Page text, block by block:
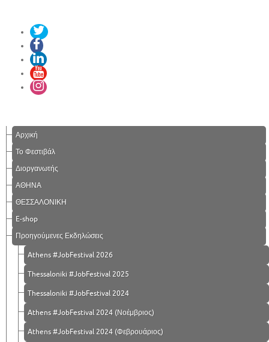
Αρχική
Το Φεστιβάλ
Διοργανωτής
ΑΘΗΝΑ
ΘΕΣΣΑΛΟΝΙΚΗ
E-shop
Προηγούμενες Εκδηλώσεις
Athens #JobFestival 2026
Thessaloniki #JobFestival 2025
Thessaloniki #JobFestival 2024
Athens #JobFestival 2024 (Νοέμβριος)
Athens #JobFestival 2024 (Φεβρουάριος)